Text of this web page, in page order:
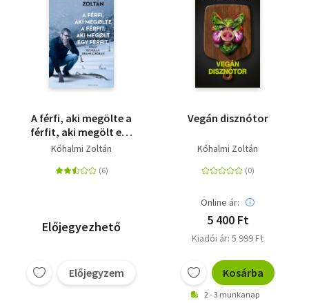
A férfi, aki megölte a
férfit, aki megölt egy
férfit - avagy 101 hulla
Kőhalmi Zoltán
Előjegyezhető
Előjegyzem
Vegán disznótor
Kőhalmi Zoltán
Online ár:
5 400 Ft
Kiadói ár: 5 999 Ft
Kosárba
2 - 3 munkanap